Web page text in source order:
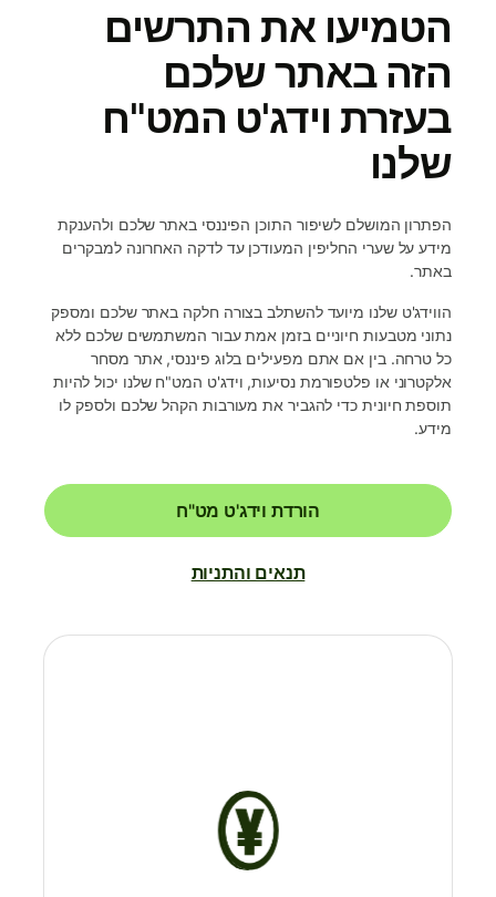
הטמיעו את התרשים
הזה באתר שלכם
בעזרת וידג'ט המט"ח
שלנו
הפתרון המושלם לשיפור התוכן הפיננסי באתר שלכם ולהענקת
מידע על שערי החליפין המעודכן עד לדקה האחרונה למבקרים
באתר.
הווידג'ט שלנו מיועד להשתלב בצורה חלקה באתר שלכם ומספק
נתוני מטבעות חיוניים בזמן אמת עבור המשתמשים שלכם ללא
כל טרחה. בין אם אתם מפעילים בלוג פיננסי, אתר מסחר
אלקטרוני או פלטפורמת נסיעות, וידג'ט המט"ח שלנו יכול להיות
תוספת חיונית כדי להגביר את מעורבות הקהל שלכם ולספק לו
מידע.
הורדת וידג'ט מט"ח
תנאים והתניות